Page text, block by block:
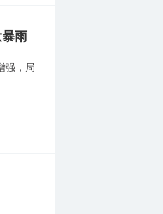
雨
强，局